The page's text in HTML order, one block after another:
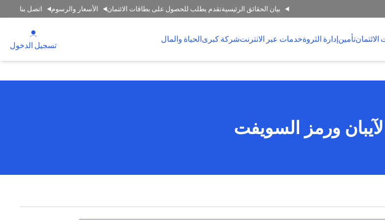
بيان الحقائق الرئيسيةتقدم بطلب للحصول على بطاقات الائتمان الأسعار والرسوم اتصل بنا
الائتمانتأمينإدارة الثروةخدمات عبر الانترنتشركة كبرىالحياة والمال
تسجيل الدخول
ورمز السويفت